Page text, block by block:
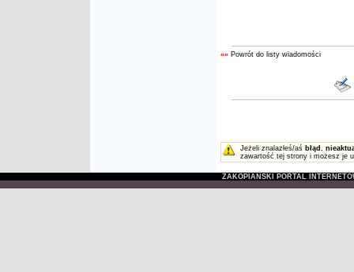
«« Powrót do listy wiadomości
Jeżeli znalazłeś/aś błąd ,
zawartość tej strony i możesz je
ZAKOPIAŃSKI PORTAL